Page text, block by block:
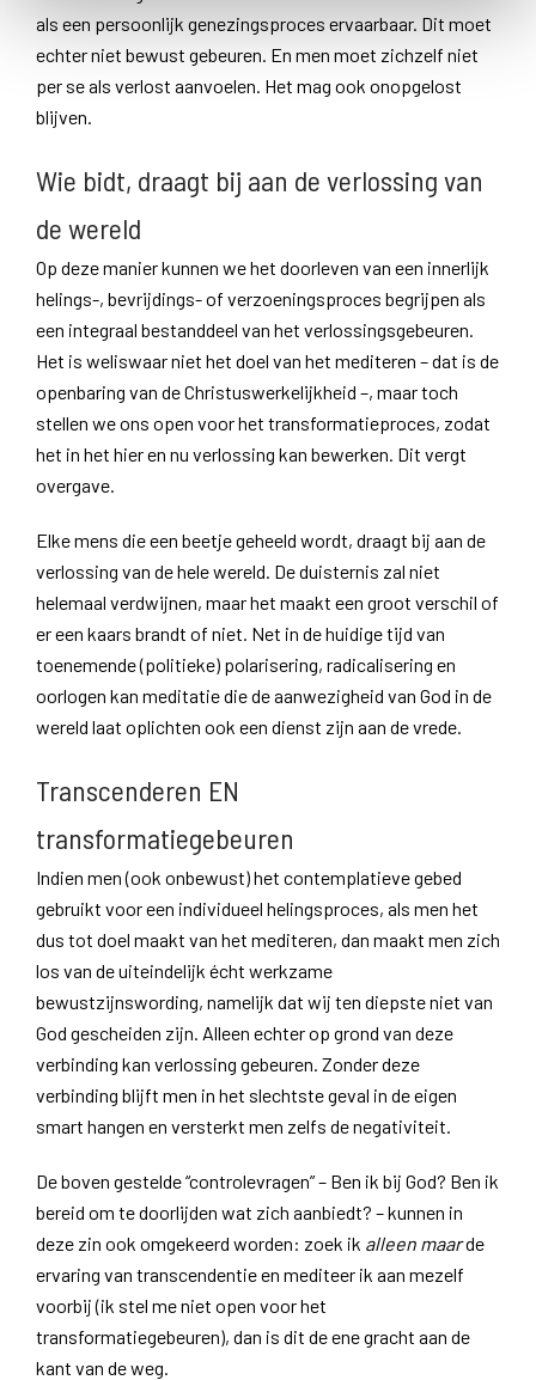
als een persoonlijk genezingsproces ervaarbaar. Dit moet
echter niet bewust gebeuren. En men moet zichzelf niet
per se als verlost aanvoelen. Het mag ook onopgelost
blijven.
Wie bidt, draagt bij aan de verlossing van
de wereld
Op deze manier kunnen we het doorleven van een innerlijk
helings-, bevrijdings- of verzoeningsproces begrijpen als
een integraal bestanddeel van het verlossingsgebeuren.
Het is weliswaar niet het doel van het mediteren – dat is de
openbaring van de Christuswerkelijkheid –, maar toch
stellen we ons open voor het transformatieproces, zodat
het in het hier en nu verlossing kan bewerken. Dit vergt
overgave.
Elke mens die een beetje geheeld wordt, draagt bij aan de
verlossing van de hele wereld. De duisternis zal niet
helemaal verdwijnen, maar het maakt een groot verschil of
er een kaars brandt of niet. Net in de huidige tijd van
toenemende (politieke) polarisering, radicalisering en
oorlogen kan meditatie die de aanwezigheid van God in de
wereld laat oplichten ook een dienst zijn aan de vrede.
Transcenderen EN
transformatiegebeuren
Indien men (ook onbewust) het contemplatieve gebed
gebruikt voor een individueel helingsproces, als men het
dus tot doel maakt van het mediteren, dan maakt men zich
los van de uiteindelijk écht werkzame
bewustzijnswording, namelijk dat wij ten diepste niet van
God gescheiden zijn. Alleen echter op grond van deze
verbinding kan verlossing gebeuren. Zonder deze
verbinding blijft men in het slechtste geval in de eigen
smart hangen en versterkt men zelfs de negativiteit.
De boven gestelde “controlevragen” – Ben ik bij God? Ben ik
bereid om te doorlijden wat zich aanbiedt? – kunnen in
deze zin ook omgekeerd worden: zoek ik alleen maarde
ervaring van transcendentie en mediteer ik aan mezelf
voorbij (ik stel me niet open voor het
transformatiegebeuren), dan is dit de ene gracht aan de
kant van de weg.